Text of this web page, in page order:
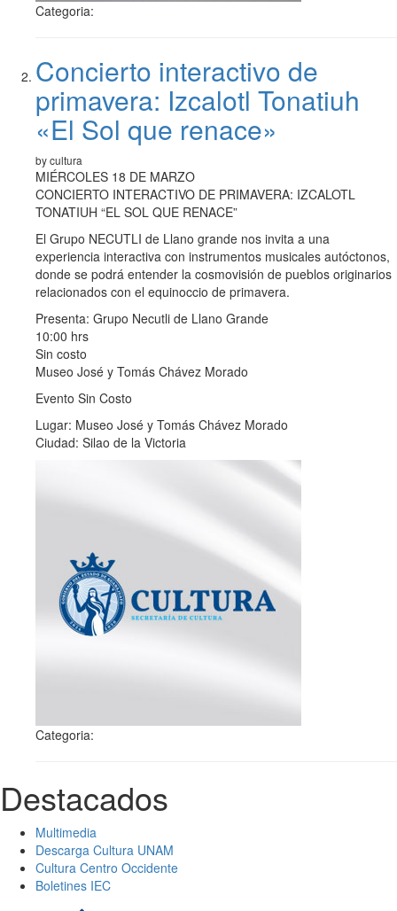
Categoria:
Concierto interactivo de
primavera: Izcalotl Tonatiuh
«El Sol que renace»
by cultura
MIÉRCOLES 18 DE MARZO
CONCIERTO INTERACTIVO DE PRIMAVERA: IZCALOTL
TONATIUH “EL SOL QUE RENACE”
El Grupo NECUTLI de Llano grande nos invita a una
experiencia interactiva con instrumentos musicales autóctonos,
donde se podrá entender la cosmovisión de pueblos originarios
relacionados con el equinoccio de primavera.
Presenta: Grupo Necutli de Llano Grande
10:00 hrs
Sin costo
Museo José y Tomás Chávez Morado
Evento Sin Costo
Lugar: Museo José y Tomás Chávez Morado
Ciudad: Silao de la Victoria
Categoria:
Destacados
Multimedia
Descarga Cultura UNAM
Cultura Centro Occidente
Boletines IEC